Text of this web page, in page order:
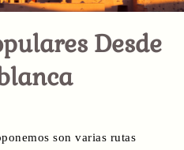
Desde
son varias rutas